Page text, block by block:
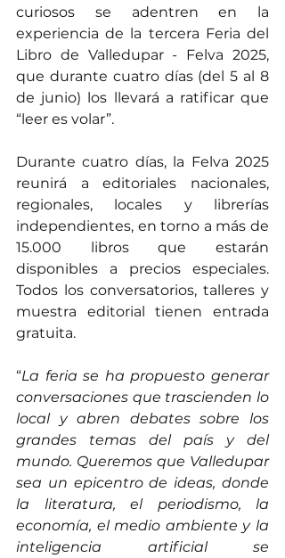
curiosos se adentren en la
experiencia de la tercera Feria del
Libro de Valledupar - Felva 2025,
que durante cuatro días (del 5 al 8
de junio) los llevará a ratificar que
“leer es volar”.
Durante cuatro días, la Felva 2025
reunirá a editoriales nacionales,
regionales, locales y librerías
independientes, en torno a más de
15.000 libros que estarán
disponibles a precios especiales.
Todos los conversatorios, talleres y
muestra editorial tienen entrada
gratuita.
“La feria se ha propuesto generar
conversaciones que trascienden lo
local y abren debates sobre los
grandes temas del país y del
mundo. Queremos que Valledupar
sea un epicentro de ideas, donde
la literatura, el periodismo, la
economía, el medio ambiente y la
inteligencia artificial se